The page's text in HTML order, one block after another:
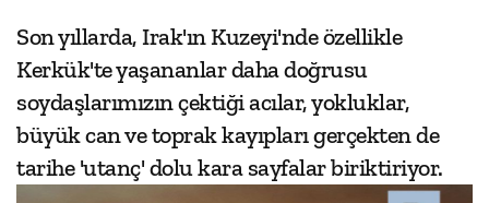
Son yıllarda, Irak'ın Kuzeyi'nde özellikle
Kerkük'te yaşananlar daha doğrusu
soydaşlarımızın çektiği acılar, yokluklar,
büyük can ve toprak kayıpları gerçekten de
tarihe 'utanç' dolu kara sayfalar biriktiriyor.